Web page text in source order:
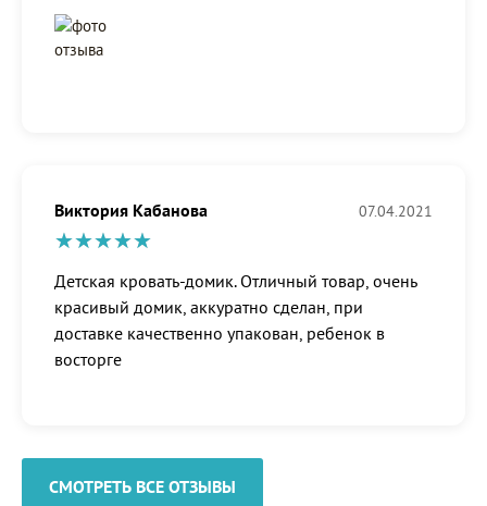
Виктория Кабанова 07.04.2021
Детская кровать-домик. Отличный товар, очень
красивый домик, аккуратно сделан, при
доставке качественно упакован, ребенок в
восторге
СМОТРЕТЬ ВСЕ ОТЗЫВЫ